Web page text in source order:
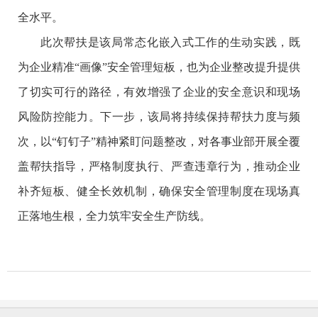
全水平。
此次帮扶是该局常态化嵌入式工作的生动实践，既
为企业精准“画像”安全管理短板，也为企业整改提升提供
了切实可行的路径，有效增强了企业的安全意识和现场
风险防控能力。下一步，该局将持续保持帮扶力度与频
次，以“钉钉子”精神紧盯问题整改，对各事业部开展全覆
盖帮扶指导，严格制度执行、严查违章行为，推动企业
补齐短板、健全长效机制，确保安全管理制度在现场真
正落地生根，全力筑牢安全生产防线。